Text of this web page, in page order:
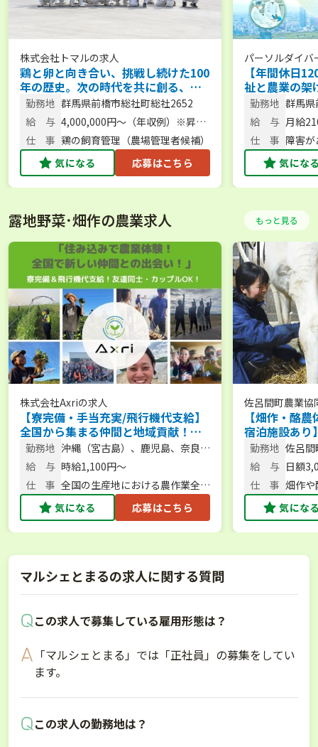
株式会社トマルの求人
鶏と卵と向き合い、挑戦し続けた100
年の歴史。次の時代を共に創る、農
場長候補を募集。 【未経験歓迎／人
柄重視】
勤務地 群馬県前橋市総社町総社2652
給 与 4,000,000円～（年収例）※昇
給・賞与あり
仕 事 鶏の飼育管理（農場管理者候補）
気になる
応募はこちら
パーソルダイバ
【年間休日
祉と農業の架
「できた！
勤務／安心
勤務地 群馬
地22
給 与 月給
仕 事 障害
気にな
露地野菜･畑作の農業求人 もっと見る
株式会社Axriの求人
【寮完備・手当充実/飛行機代支給】
全国から集まる仲間と地域貢献！農
繁期をサポートする短期アルバイト
を大募集！／大型特殊・フォークリ
フト免許保有者、大歓迎！
勤務地 沖縄（宮古島）、鹿児島、奈良、
北海道など
給 与 時給1,100円〜
仕 事 全国の生産地における農作業全般
／農作業・スタッフ管理
気になる 応募はこちら
佐呂間町農業協
【畑作・酪
宿泊施設あり
体験から新
スで始めら
勤務地 佐呂
給 与 日額
仕 事 畑作
気にな
マルシェとまるの求人に関する質問
この求人で募集している雇用形態は？
「マルシェとまる」では「正社員」の募集をしてい
ます。
この求人の勤務地は？